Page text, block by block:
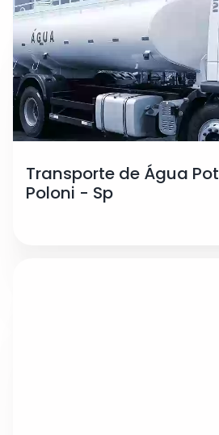
Transporte de Água
Poloni - Sp